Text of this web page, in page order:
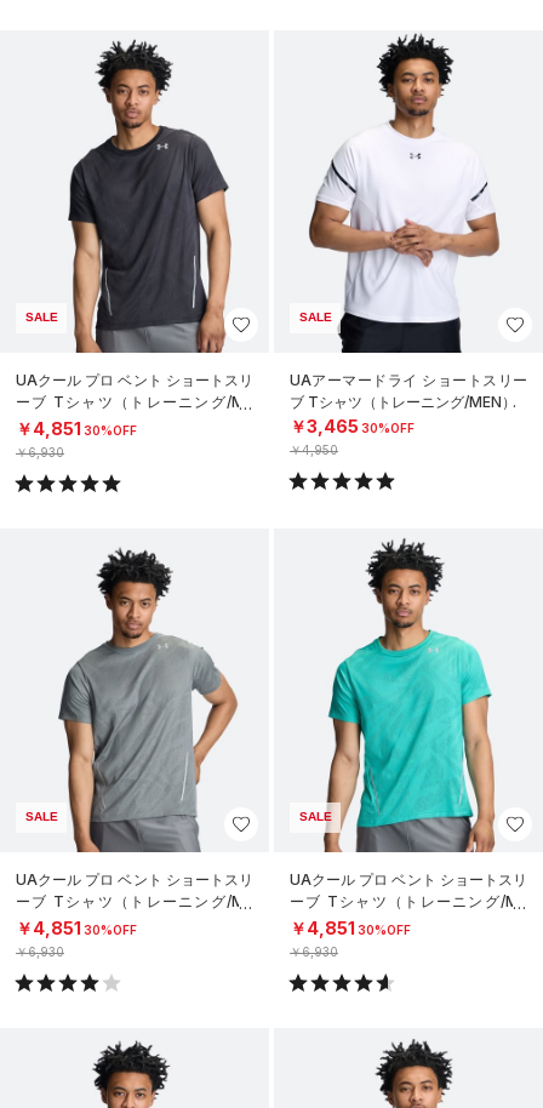
SALE
UAクール プロ ベント ショートスリ
ーブ Tシャツ（トレーニング/ME
N）
￥4,851 30%OFF
￥6,930
SALE
UAアーマードライ ショートスリー
ブ Tシャツ（トレーニング/MEN）
￥3,465 30%OFF
￥4,950
SALE
UAクール プロ ベント ショートスリ
ーブ Tシャツ（トレーニング/ME
N）
￥4,851 30%OFF
￥6,930
SALE
UAクール プロ ベント ショートスリ
ーブ Tシャツ（トレーニング/ME
N）
￥4,851 30%OFF
￥6,930